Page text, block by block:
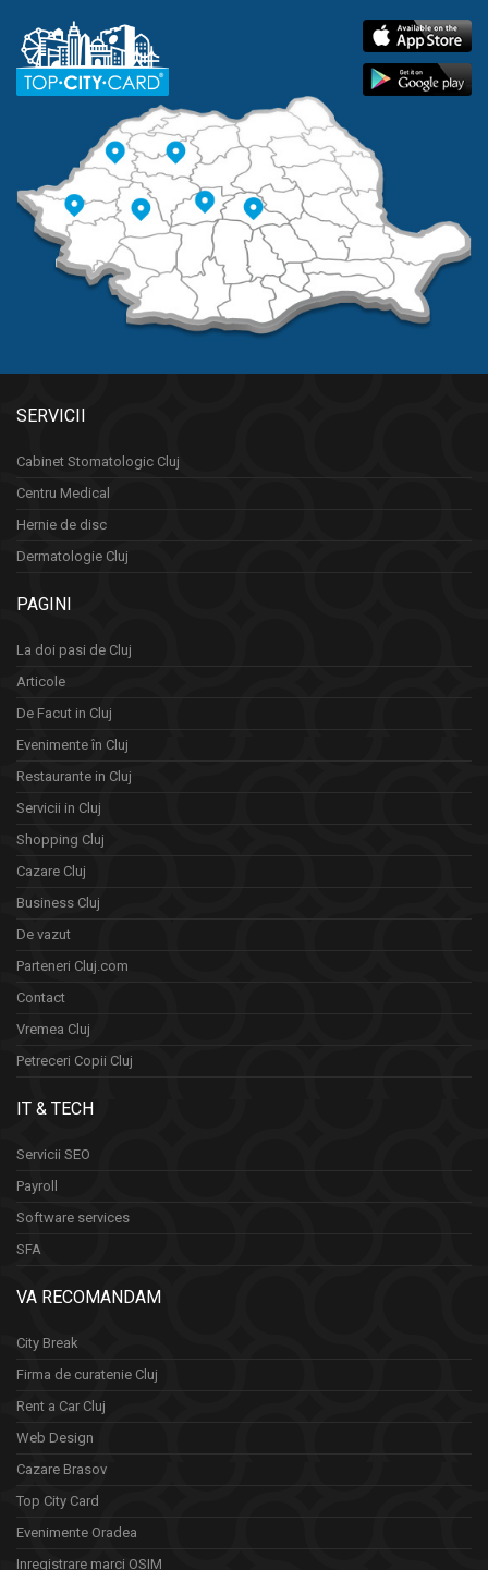
SERVICII
Cabinet Stomatologic Cluj
Centru Medical
Hernie de disc
Dermatologie Cluj
PAGINI
La doi pasi de Cluj
Articole
De Facut in Cluj
Evenimente în Cluj
Restaurante in Cluj
Servicii in Cluj
Shopping Cluj
Cazare Cluj
Business Cluj
De vazut
Parteneri Cluj.com
Contact
Vremea Cluj
Petreceri Copii Cluj
IT & TECH
Servicii SEO
Payroll
Software services
SFA
VA RECOMANDAM
City Break
Firma de curatenie Cluj
Rent a Car Cluj
Web Design
Cazare Brasov
Top City Card
Evenimente Oradea
Inregistrare marci OSIM